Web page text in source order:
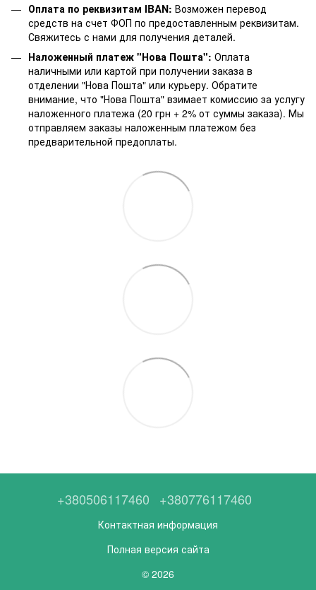
Оплата по реквизитам IBAN: Возможен перевод
средств на счет ФОП по предоставленным реквизитам.
Свяжитесь с нами для получения деталей.
Наложенный платеж "Нова Пошта": Оплата
наличными или картой при получении заказа в
отделении "Нова Пошта" или курьеру. Обратите
внимание, что "Нова Пошта" взимает комиссию за услугу
наложенного платежа (20 грн + 2% от суммы заказа). Мы
отправляем заказы наложенным платежом без
предварительной предоплаты.
+380506117460 +380776117460
Контактная информация
Полная версия сайта
© 2026